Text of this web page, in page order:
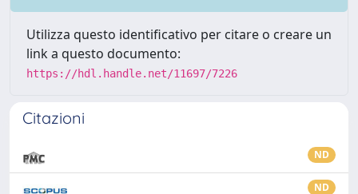
Utilizza questo identificativo per citare o creare un
link a questo documento:
https://hdl.handle.net/11697/7226
Citazioni
ND
ND